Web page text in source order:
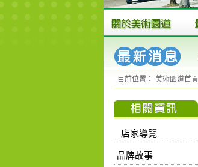
目前位置： 美術園道首頁
店家導覽
品牌故事